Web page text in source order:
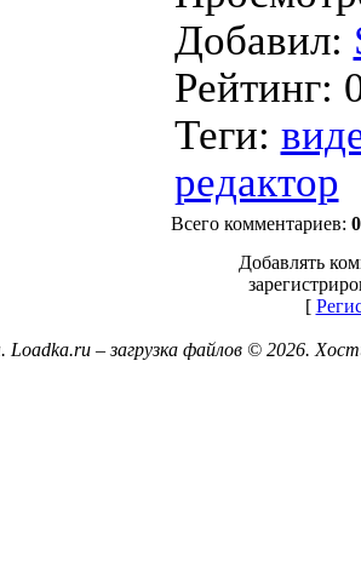
Добавил:
Рейтинг:
Теги:
редактор
Всего комментариев: 0
Добавлять
[
Loadka.ru – загрузка файлов © 2026.